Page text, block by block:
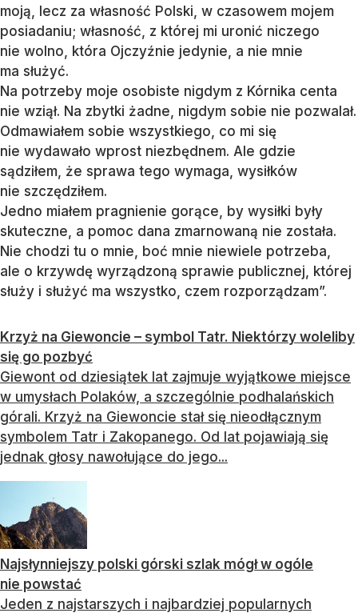
moją, lecz za własność Polski, w czasowem mojem
posiadaniu; własność, z której mi uronić niczego
nie wolno, która Ojczyźnie jedynie, a nie mnie
ma służyć.
Na potrzeby moje osobiste nigdym z Kórnika centa
nie wziął. Na zbytki żadne, nigdym sobie nie pozwalał.
Odmawiałem sobie wszystkiego, co mi się
nie wydawało wprost niezbędnem. Ale gdzie
sądziłem, że sprawa tego wymaga, wysiłków
nie szczędziłem.
Jedno miałem pragnienie gorące, by wysiłki były
skuteczne, a pomoc dana zmarnowaną nie została.
Nie chodzi tu o mnie, boć mnie niewiele potrzeba,
ale o krzywdę wyrządzoną sprawie publicznej, której
służy i służyć ma wszystko, czem rozporządzam”.
Krzyż na Giewoncie – symbol Tatr. Niektórzy woleliby
się go pozbyć
Giewont od dziesiątek lat zajmuje wyjątkowe miejsce
w umysłach Polaków, a szczególnie podhalańskich
górali. Krzyż na Giewoncie stał się nieodłącznym
symbolem Tatr i Zakopanego. Od lat pojawiają się
jednak głosy nawołujące do jego...
Najsłynniejszy polski górski szlak mógł w ogóle
nie powstać
Jeden z najstarszych i najbardziej popularnych